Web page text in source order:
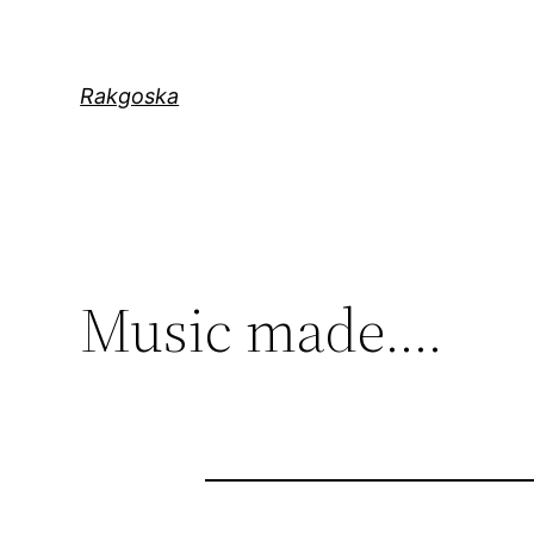
Rakgoska
Music made….